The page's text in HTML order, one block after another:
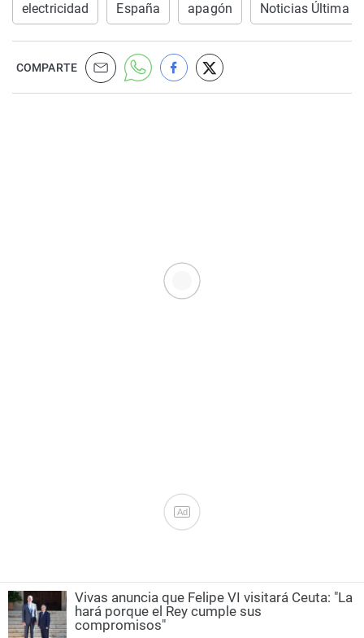
electricidad España apagón Noticias Última
COMPARTE
Ad
Vivas anuncia que Felipe VI visitará Ceuta: "La
hará porque el Rey cumple sus
compromisos"